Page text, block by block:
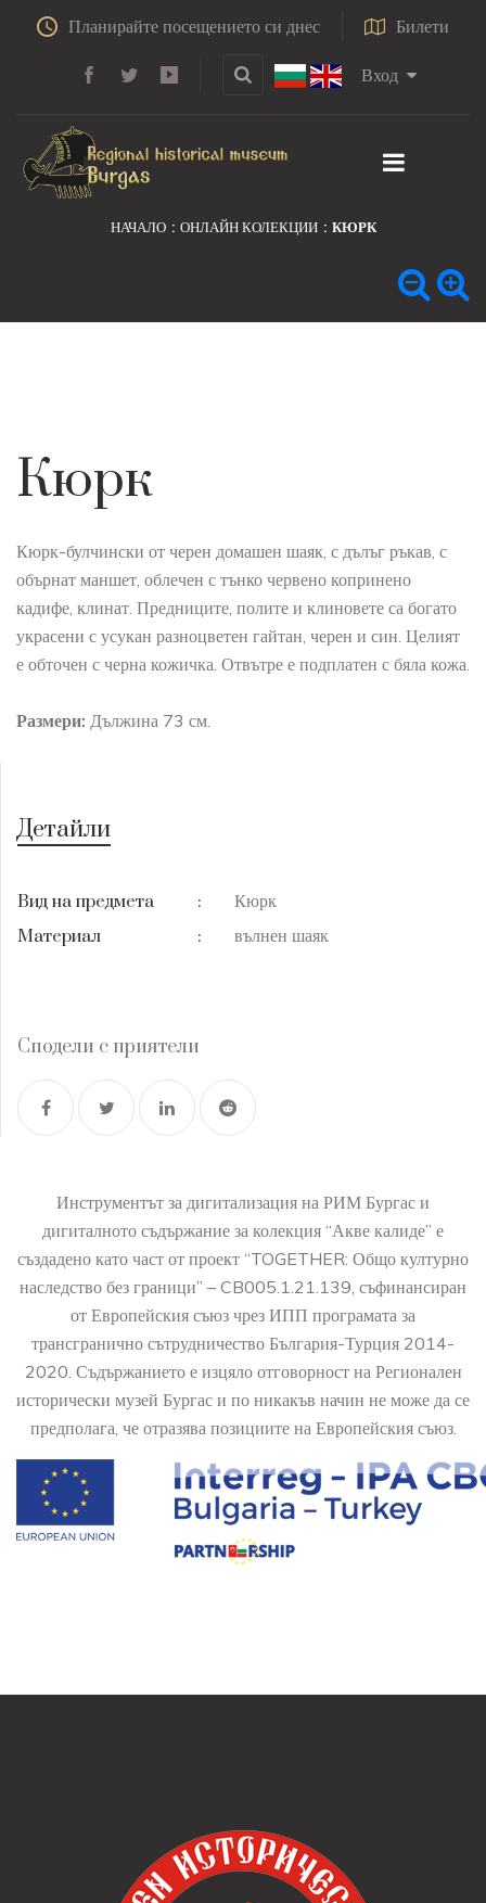
Планирайте посещението си днес Билети
Вход
НАЧАЛО ОНЛАЙН КОЛЕКЦИИ КЮРК
Кюрк
Кюрк-булчински от черен домашен шаяк, с дълъг ръкав, с
обърнат маншет, облечен с тънко червено копринено
кадифе, клинат. Предниците, полите и клиновете са богато
украсени с усукан разноцветен гайтан, черен и син. Целият
е обточен с черна кожичка. Отвътре е подплатен с бяла кожа.
Размери: Дължина 73 см.
Детайли
Вид на предмета :
Кюрк
Материал
: вълнен шаяк
Сподели с приятели
Инструментът за дигитализация на РИМ Бургас и
дигиталното съдържание за колекция “Акве калиде” е
създадено като част от проект “TOGETHER: Общо културно
наследство без граници” – CB005.1.21.139, съфинансиран
от Европейския съюз чрез ИПП програмата за
трансгранично сътрудничество България-Турция 2014-
2020. Съдържанието е изцяло отговорност на Регионален
исторически музей Бургас и по никакъв начин не може да се
предполага, че отразява позициите на Европейския съюз.